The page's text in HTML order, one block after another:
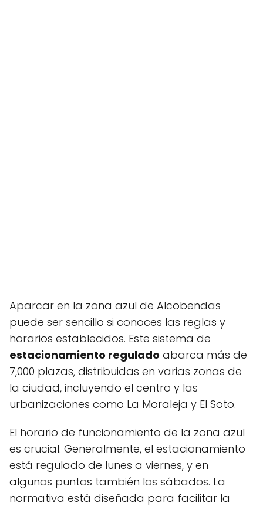
Aparcar en la zona azul de Alcobendas
puede ser sencillo si conoces las reglas y
horarios establecidos. Este sistema de
estacionamiento regulado abarca más de
7,000 plazas, distribuidas en varias zonas de
la ciudad, incluyendo el centro y las
urbanizaciones como La Moraleja y El Soto.
El horario de funcionamiento de la zona azul
es crucial. Generalmente, el estacionamiento
está regulado de lunes a viernes, y en
algunos puntos también los sábados. La
normativa está diseñada para facilitar la